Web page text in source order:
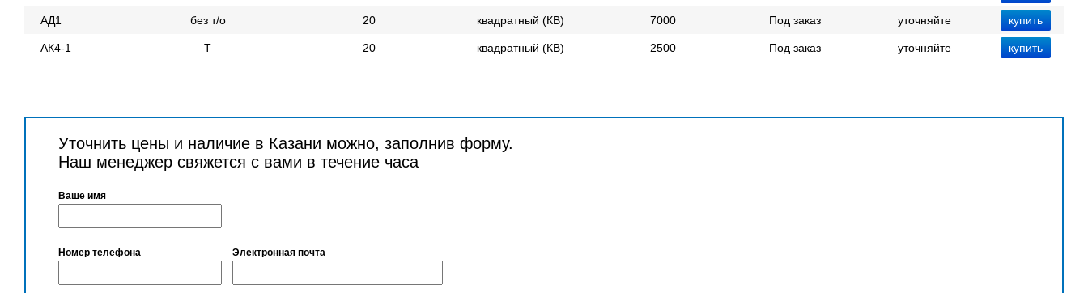
АД1 без т/о 20 квадратный (КВ) 7000 Под заказ уточняйте
АК4-1 Т 20 квадратный (КВ) 2500 Под заказ уточняйте
Уточнить цены и наличие в Казани можно, заполнив форму.
Наш менеджер свяжется с вами в течение часа
Ваше имя
Номер телефона Электронная почта